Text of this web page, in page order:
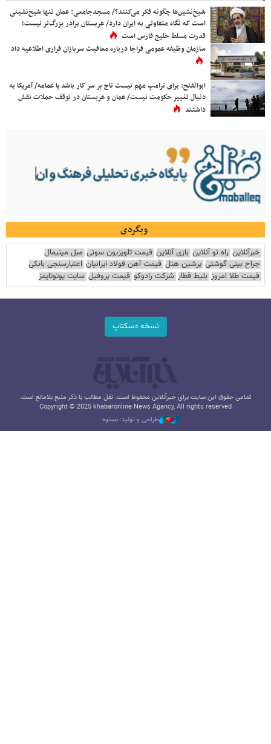
شیخ‌نشین‌ها چگونه فکر می‌کنند؟/ مسجدجامعی: عمان تنها شیخ‌نشینی
است که نگاه متفاوتی به ایران دارد/ عربستان برادر بزرگ‌تر نیست؛
قدرت مسلط خلیج فارس است
سازمان وظیفه عمومی فراجا درباره معافیت سربازان فراری اطلاعیه داد
ابوالفتح: برای ترامپ مهم نیست تاج بر سر کار باشد یا عمامه/ آمریکا به
دنبال تغییر حکومت نیست/ عمان و عربستان در توقف حملات نقش
داشتند
وبگردی
خبرآنلاین راه نو آنلاین بازی آنلاین قیمت تلویزیون سونی مبل مینیمال
جراح بینی گوشتی پرشین هتل قیمت آهن فولاد ایرانیان اعتبارسنجی بانکی
قیمت طلا امروز بلیط قطار شرکت رادوکو قیمت پروفیل سایت یوتوتایمز
نسخه دسکتاپ
تمامی حقوق این سایت برای خبرآنلاین محفوظ است. نقل مطالب با ذکر منبع بلامانع است.
Copyright © 2025 khabaronline News Agancy, All rights reserved
طراحی و تولید: نستوه